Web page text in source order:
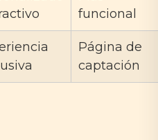
funcional
Página de
captación